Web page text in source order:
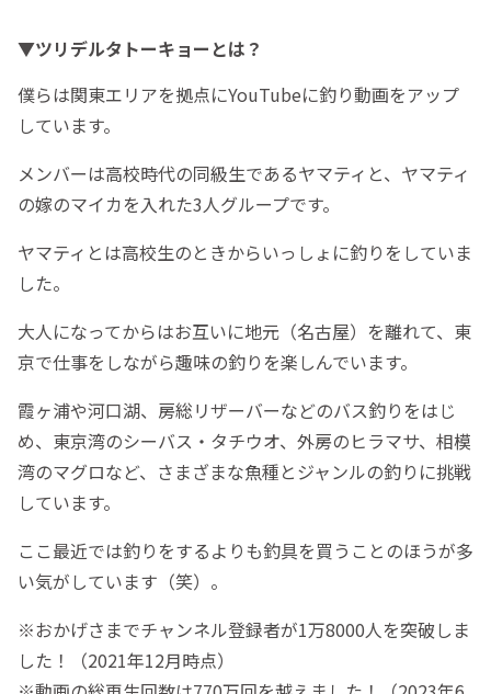
▼ツリデルタトーキョーとは？
僕らは関東エリアを拠点にYouTubeに釣り動画をアップ
しています。
メンバーは高校時代の同級生であるヤマティと、ヤマティ
の嫁のマイカを入れた3人グループです。
ヤマティとは高校生のときからいっしょに釣りをしていま
した。
大人になってからはお互いに地元（名古屋）を離れて、東
京で仕事をしながら趣味の釣りを楽しんでいます。
霞ヶ浦や河口湖、房総リザーバーなどのバス釣りをはじ
め、東京湾のシーバス・タチウオ、外房のヒラマサ、相模
湾のマグロなど、さまざまな魚種とジャンルの釣りに挑戦
しています。
ここ最近では釣りをするよりも釣具を買うことのほうが多
い気がしています（笑）。
※おかげさまでチャンネル登録者が1万8000人を突破しま
した！（2021年12月時点）